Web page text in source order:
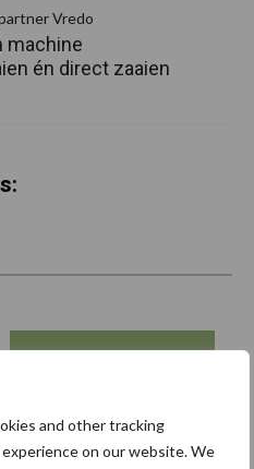
and other tracking
on our website. We
Vredo
machine
én direct zaaien